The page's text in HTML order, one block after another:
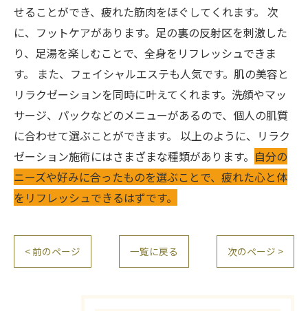
せることができ、疲れた筋肉をほぐしてくれます。 次
に、フットケアがあります。足の裏の反射区を刺激した
り、足湯を楽しむことで、全身をリフレッシュできま
す。 また、フェイシャルエステも人気です。肌の美容と
リラクゼーションを同時に叶えてくれます。洗顔やマッ
サージ、パックなどのメニューがあるので、個人の肌質
に合わせて選ぶことができます。 以上のように、リラク
ゼーション施術にはさまざまな種類があります。 自分の
ニーズや好みに合ったものを選ぶことで、疲れた心と体
をリフレッシュできるはずです。
< 前のページ 一覧に戻る 次のページ >